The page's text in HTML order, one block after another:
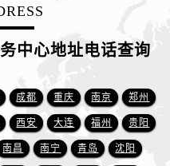
江西省上饶市信州区滨江西路万国售后服务中心（需提前预约）
江西省新余市渝水区北湖西路万国售后服务中心（需提前预约）
江西省宜春市袁州区中山中路万国售后服务中心（需提前预约）
中心地址电话查询
成都 重庆 南京 郑州
西安 大连 福州 贵阳
南昌 南宁 青岛 沈阳